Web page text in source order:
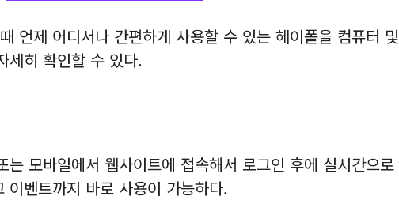
언제 어디서나 간편하게 사용할 수 있는 헤이폴을 컴퓨터 및
세히 확인할 수 있다.
는 모바일에서 웹사이트에 접속해서 로그인 후에 실시간으로
벤트까지 바로 사용이 가능하다.